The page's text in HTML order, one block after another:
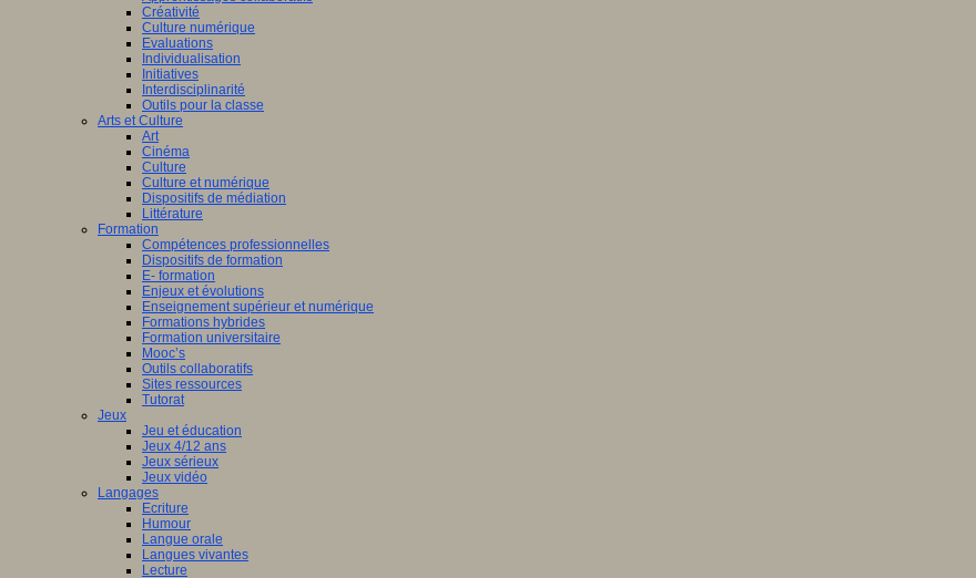
Créativité
Culture numérique
Evaluations
Individualisation
Initiatives
Interdisciplinarité
Outils pour la classe
Arts et Culture
Art
Cinéma
Culture
Culture et numérique
Dispositifs de médiation
Littérature
Formation
Compétences professionnelles
Dispositifs de formation
E- formation
Enjeux et évolutions
Enseignement supérieur et numérique
Formations hybrides
Formation universitaire
Mooc’s
Outils collaboratifs
Sites ressources
Tutorat
Jeux
Jeu et éducation
Jeux 4/12 ans
Jeux sérieux
Jeux vidéo
Langages
Ecriture
Humour
Langue orale
Langues vivantes
Lecture